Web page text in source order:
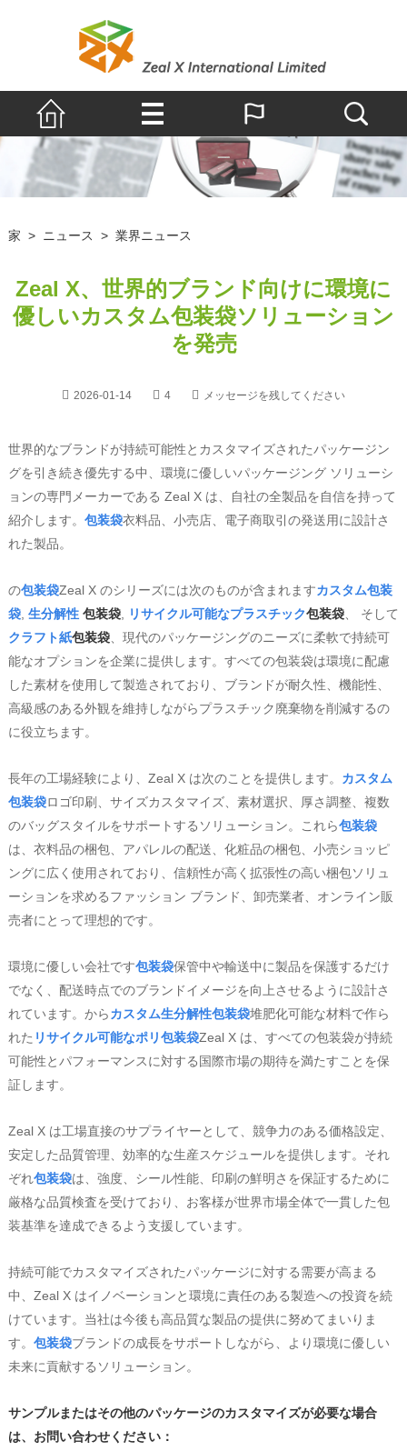
家 > ニュース > 業界ニュース
Zeal X、世界的ブランド向けに環境に
優しいカスタム包装袋ソリューション
を発売
2026-01-14 4 メッセージを残してください
世界的なブランドが持続可能性とカスタマイズされたパッケージン
グを引き続き優先する中、環境に優しいパッケージング ソリューシ
ョンの専門メーカーである Zeal X は、自社の全製品を自信を持って
紹介します。 包装袋衣料品、小売店、電子商取引の発送用に設計さ
れた製品。
の包装袋Zeal X のシリーズには次のものが含まれますカスタム包装
袋, 生分解性 包装袋, リサイクル可能なプラスチック包装袋、 そして
クラフト紙包装袋、現代のパッケージングのニーズに柔軟で持続可
能なオプションを企業に提供します。すべての包装袋は環境に配慮
した素材を使用して製造されており、ブランドが耐久性、機能性、
高級感のある外観を維持しながらプラスチック廃棄物を削減するの
に役立ちます。
長年の工場経験により、Zeal X は次のことを提供します。 カスタム
包装袋ロゴ印刷、サイズカスタマイズ、素材選択、厚さ調整、複数
のバッグスタイルをサポートするソリューション。これら包装袋
は、衣料品の梱包、アパレルの配送、化粧品の梱包、小売ショッピ
ングに広く使用されており、信頼性が高く拡張性の高い梱包ソリュ
ーションを求めるファッション ブランド、卸売業者、オンライン販
売者にとって理想的です。
環境に優しい会社です包装袋保管中や輸送中に製品を保護するだけ
でなく、配送時点でのブランドイメージを向上させるように設計さ
れています。からカスタム生分解性包装袋堆肥化可能な材料で作ら
れた リサイクル可能なポリ包装袋Zeal X は、すべての包装袋が持続
可能性とパフォーマンスに対する国際市場の期待を満たすことを保
証します。
Zeal X は工場直接のサプライヤーとして、競争力のある価格設定、
安定した品質管理、効率的な生産スケジュールを提供します。それ
ぞれ包装袋は、強度、シール性能、印刷の鮮明さを保証するために
厳格な品質検査を受けており、お客様が世界市場全体で一貫した包
装基準を達成できるよう支援しています。
持続可能でカスタマイズされたパッケージに対する需要が高まる
中、Zeal X はイノベーションと環境に責任のある製造への投資を続
けています。当社は今後も高品質な製品の提供に努めてまいりま
す。 包装袋ブランドの成長をサポートしながら、より環境に優しい
未来に貢献するソリューション。
サンプルまたはその他のパッケージのカスタマイズが必要な場合
は、お問い合わせください：